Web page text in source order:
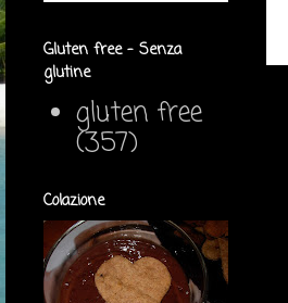
Gluten free - Senza
glutine
gluten free
(357)
Colazione